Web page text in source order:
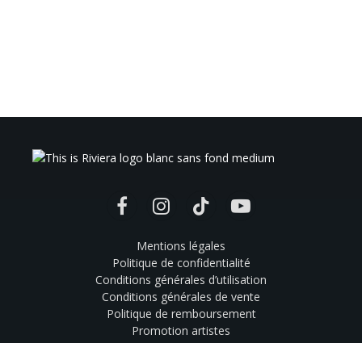
FacebookInstagramTikTok YouTube
Mentions légales
Politique de confidentialité
Conditions générales d’utilisation
Conditions générales de vente
Politique de remboursement
Promotion artistes